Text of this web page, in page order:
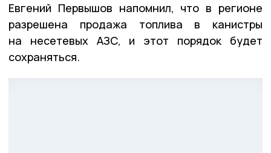
Евгений Первышов напомнил, что в регионе
разрешена продажа топлива в канистры
на несетевых АЗС, и этот порядок будет
сохраняться.